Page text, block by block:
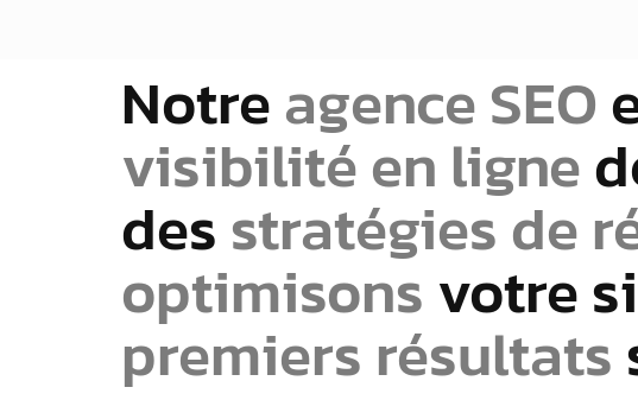
Notreagence SEO
visibilité en ligne
des stratégies de
optimisons votre
premiers résultats